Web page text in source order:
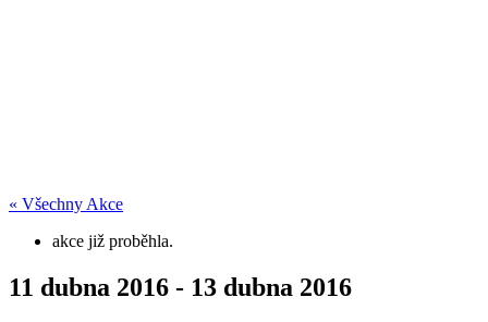
« Všechny Akce
akce již proběhla.
11 dubna 2016 - 13 dubna 2016